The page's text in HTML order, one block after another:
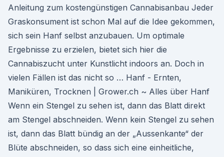
Anleitung zum kostengünstigen Cannabisanbau Jeder
Graskonsument ist schon Mal auf die Idee gekommen,
sich sein Hanf selbst anzubauen. Um optimale
Ergebnisse zu erzielen, bietet sich hier die
Cannabiszucht unter Kunstlicht indoors an. Doch in
vielen Fällen ist das nicht so … Hanf - Ernten,
Maniküren, Trocknen | Grower.ch ~ Alles über Hanf
Wenn ein Stengel zu sehen ist, dann das Blatt direkt
am Stengel abschneiden. Wenn kein Stengel zu sehen
ist, dann das Blatt bündig an der „Aussenkante“ der
Blüte abschneiden, so dass sich eine einheitliche,